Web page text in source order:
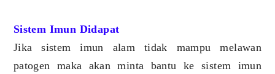
Sistem Imun Didapat
Jika sistem imun alam tidak mampu melawan
patogen maka akan minta bantu ke sistem imun